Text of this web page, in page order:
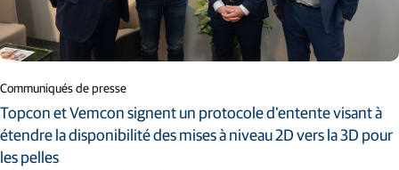
Communiqués de presse
Topcon et Vemcon signent un protocole d'entente visant à
étendre la disponibilité des mises à niveau 2D vers la 3D pour
les pelles